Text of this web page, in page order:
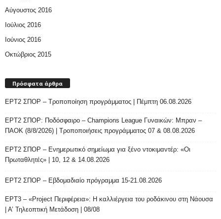
Αύγουστος 2016
Ιούλιος 2016
Ιούνιος 2016
Οκτώβριος 2015
Πρόσφατα άρθρα
ΕΡΤ2 ΣΠΟΡ – Τροποποίηση προγράμματος | Πέμπτη 06.08.2026
ΕΡΤ2 ΣΠΟΡ: Ποδόσφαιρο – Champions League Γυναικών: Μπραν –
ΠΑΟΚ (8/8/2026) | Τροποποιήσεις προγράμματος 07 & 08.08.2026
ΕΡΤ2 ΣΠΟΡ – Ενημερωτικό σημείωμα για ξένο ντοκιμαντέρ: «Οι
Πρωταθλητές» | 10, 12 & 14.08.2026
ΕΡΤ2 ΣΠΟΡ – Εβδομαδιαίο πρόγραμμα 15-21.08.2026
ΕΡΤ3 – «Project Περιφέρεια»: Η καλλιέργεια του ροδάκινου στη Νάουσα
| Α’ Τηλεοπτική Μετάδοση | 08/08